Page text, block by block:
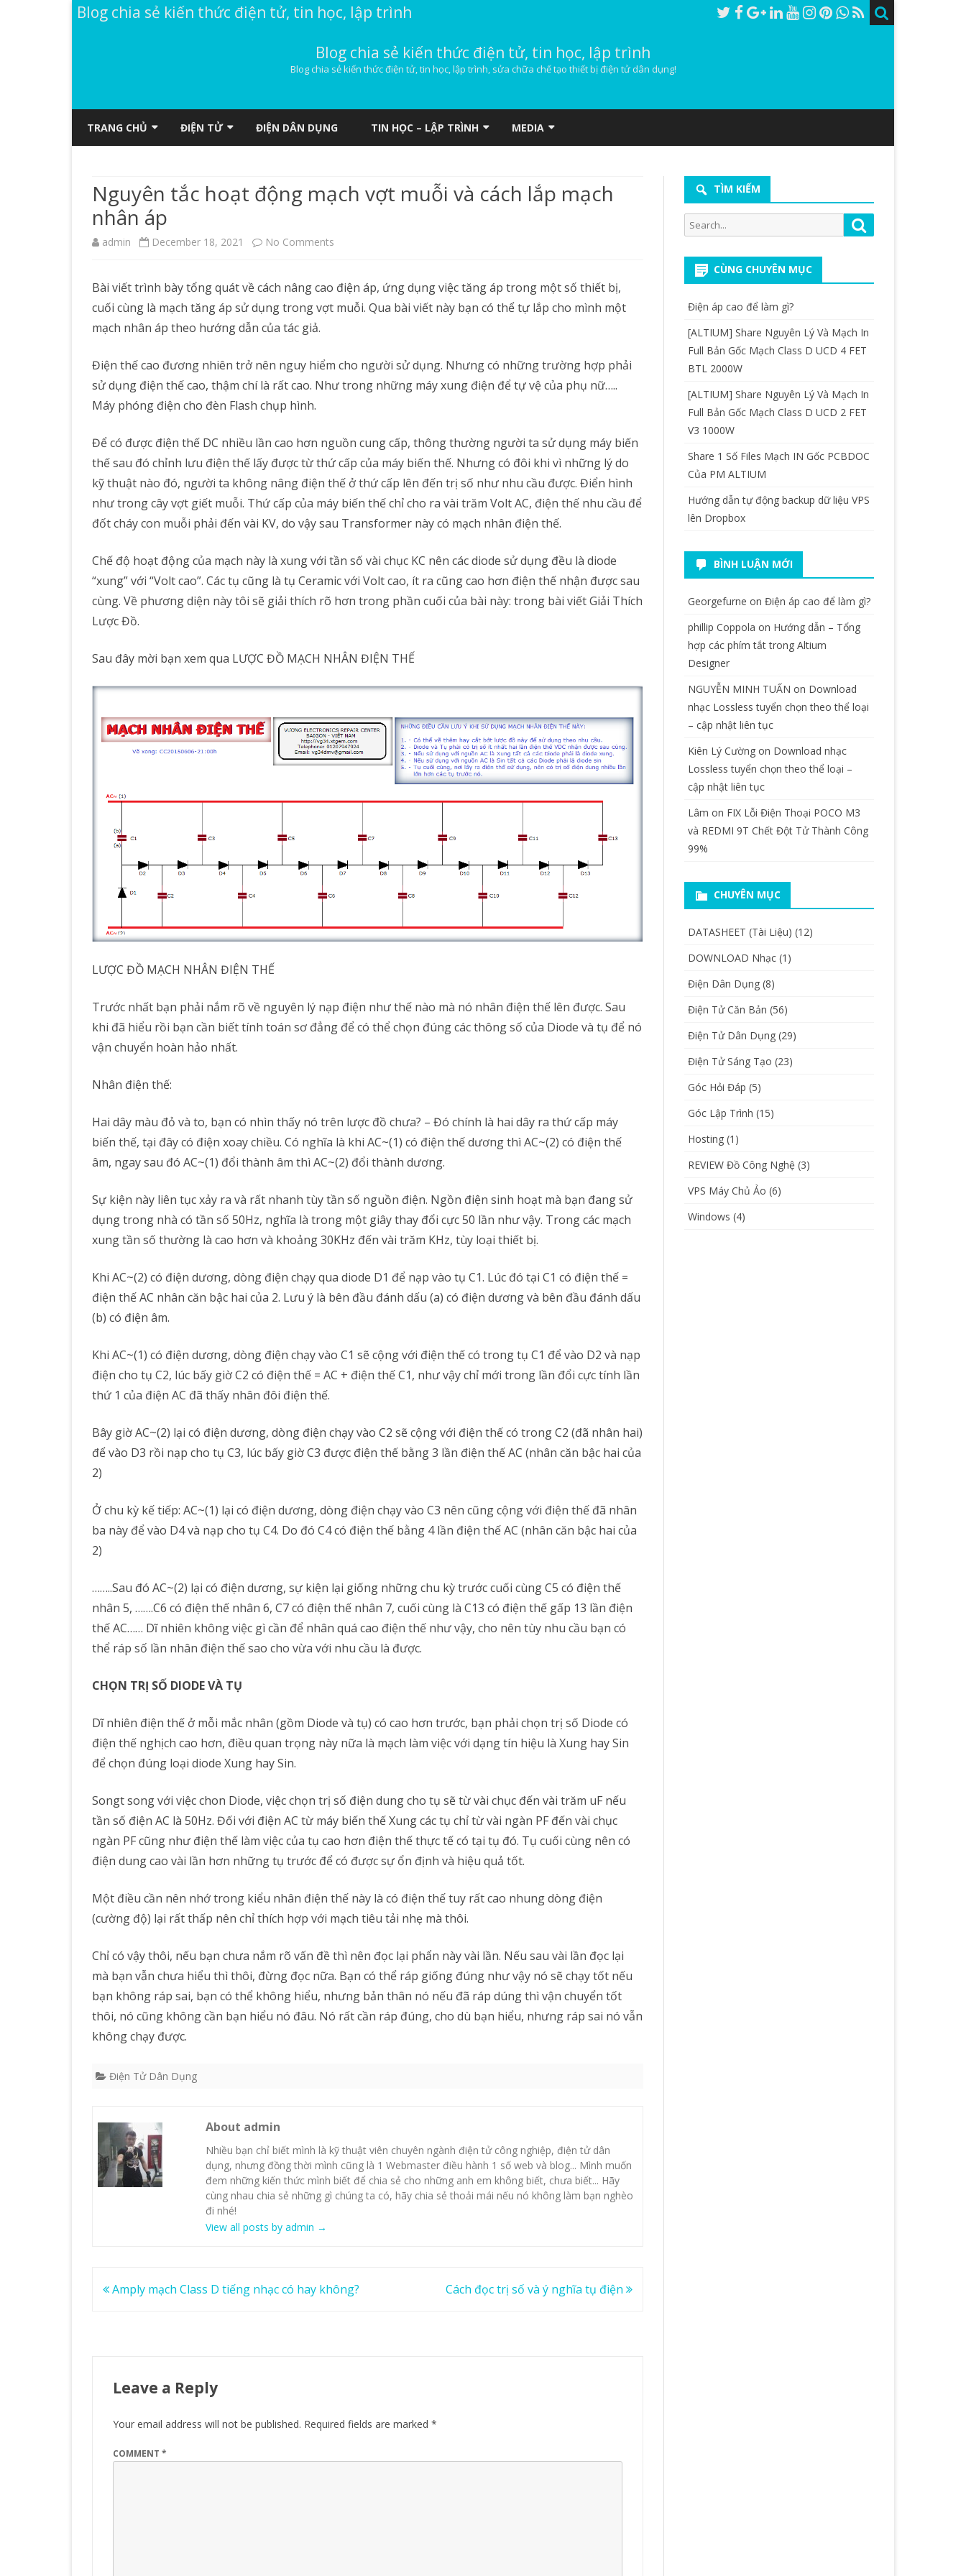
Blog chia sẻ kiến thức điện tử, tin học, lập trình
Blog chia sẻ kiến thức điện tử, tin học, lập trình
Blog chia sẻ kiến thức điện tử, tin học, lập trình, sửa chữa chế tạo thiết bị điện tử dân dụng!
to
TRANG CHỦ
DIỄN ĐÀN
ĐỌC TRUYỆN VOZ
ĐIỆN TỬ
ĐIỆN TỬ DÂN DỤNG
REVIEW ĐỒ CÔNG NGHỆ
ĐIỆN DÂN DỤNG TIN HỌC – LẬP TRÌNH
VPS MÁY CHỦ ẢO
MEDIA
Nguyên tắc hoạt động mạch vợt muỗi và cách lắp mạch
nhân áp
admin December 18, 2021 No Comments
tắc
hoạt
mạch
vợt
và
cách
mạch
áp
Bài viết trình bày tổng quát về cách nâng cao điện áp, ứng dụng việc tăng áp trong một số thiết bị,
cuối cùng là mạch tăng áp sử dụng trong vợt muỗi. Qua bài viết này bạn có thể tự lắp cho mình một
mạch nhân áp theo hướng dẫn của tác giả.
Điện thế cao đương nhiên trở nên nguy hiểm cho người sử dụng. Nhưng có những trường hợp phải
sử dụng điện thế cao, thậm chí là rất cao. Như trong những máy xung điện để tự vệ của phụ nữ…..
Máy phóng điện cho đèn Flash chụp hình.
Để có được điện thế DC nhiều lần cao hơn nguồn cung cấp, thông thường người ta sử dụng máy biến
thế sau đó chỉnh lưu điện thế lấy được từ thứ cấp của máy biến thế. Nhưng có đôi khi vì những lý do
kỹ thuật nào đó, người ta không nâng điện thế ở thứ cấp lên đến trị số như nhu cầu được. Điển hình
như trong cây vợt giết muỗi. Thứ cấp của máy biến thế chỉ cho ra vài trăm Volt AC, điện thế nhu cầu để
đốt cháy con muỗi phải đến vài KV, do vậy sau Transformer này có mạch nhân điện thế.
Chế độ hoạt động của mạch này là xung với tần số vài chục KC nên các diode sử dụng đều là diode
“xung” với “Volt cao”. Các tụ cũng là tụ Ceramic với Volt cao, ít ra cũng cao hơn điện thế nhận được sau
cùng. Về phương diện này tôi sẽ giải thích rõ hơn trong phần cuối của bài này: trong bài viết Giải Thích
Lược Đồ.
Sau đây mời bạn xem qua LƯỢC ĐỒ MẠCH NHÂN ĐIỆN THẾ
LƯỢC ĐỒ MẠCH NHÂN ĐIỆN THẾ
Trước nhất bạn phải nắm rõ về nguyên lý nạp điện như thế nào mà nó nhân điện thế lên được. Sau
khi đã hiểu rồi bạn cần biết tính toán sơ đẳng để có thể chọn đúng các thông số của Diode và tụ để nó
vận chuyển hoàn hảo nhất.
Nhân điện thế:
Hai dây màu đỏ và to, bạn có nhìn thấy nó trên lược đồ chưa? – Đó chính là hai dây ra thứ cấp máy
biến thế, tại đây có điện xoay chiều. Có nghĩa là khi AC~(1) có điện thế dương thì AC~(2) có điện thế
âm, ngay sau đó AC~(1) đổi thành âm thì AC~(2) đổi thành dương.
Sự kiện này liên tục xảy ra và rất nhanh tùy tần số nguồn điện. Ngồn điện sinh hoạt mà bạn đang sử
dụng trong nhà có tần số 50Hz, nghĩa là trong một giây thay đổi cực 50 lần như vậy. Trong các mạch
xung tần số thường là cao hơn và khoảng 30KHz đến vài trăm KHz, tùy loại thiết bị.
Khi AC~(2) có điện dương, dòng điện chạy qua diode D1 để nạp vào tụ C1. Lúc đó tại C1 có điện thế =
điện thế AC nhân căn bậc hai của 2. Lưu ý là bên đầu đánh dấu (a) có điện dương và bên đầu đánh dấu
(b) có điện âm.
Khi AC~(1) có điện dương, dòng điện chạy vào C1 sẽ cộng với điện thế có trong tụ C1 để vào D2 và nạp
điện cho tụ C2, lúc bấy giờ C2 có điện thế = AC + điện thế C1, như vậy chỉ mới trong lần đổi cực tính lần
thứ 1 của điện AC đã thấy nhân đôi điện thế.
Bây giờ AC~(2) lại có điện dương, dòng điện chạy vào C2 sẽ cộng với điện thế có trong C2 (đã nhân hai)
để vào D3 rồi nạp cho tụ C3, lúc bấy giờ C3 được điện thế bằng 3 lần điện thế AC (nhân căn bậc hai của
2)
Ở chu kỳ kế tiếp: AC~(1) lại có điện dương, dòng điện chạy vào C3 nên cũng cộng với điện thế đã nhân
ba này để vào D4 và nạp cho tụ C4. Do đó C4 có điện thế bằng 4 lần điện thế AC (nhân căn bậc hai của
2)
……..Sau đó AC~(2) lại có điện dương, sự kiện lại giống những chu kỳ trước cuối cùng C5 có điện thế
nhân 5, …….C6 có điện thế nhân 6, C7 có điện thế nhân 7, cuối cùng là C13 có điện thế gấp 13 lần điện
thế AC…… Dĩ nhiên không việc gì cần để nhân quá cao điện thế như vậy, cho nên tùy nhu cầu bạn có
thể ráp số lần nhân điện thế sao cho vừa với nhu cầu là được.
CHỌN TRỊ SỐ DIODE VÀ TỤ
Dĩ nhiên điện thế ở mỗi mắc nhân (gồm Diode và tụ) có cao hơn trước, bạn phải chọn trị số Diode có
điện thế nghịch cao hơn, điều quan trọng này nữa là mạch làm việc với dạng tín hiệu là Xung hay Sin
để chọn đúng loại diode Xung hay Sin.
Songt song với việc chon Diode, việc chọn trị số điện dung cho tụ sẽ từ vài chục đến vài trăm uF nếu
tần số điện AC là 50Hz. Đối với điện AC từ máy biến thế Xung các tụ chỉ từ vài ngàn PF đến vài chục
ngàn PF cũng như điện thế làm việc của tụ cao hơn điện thế thực tế có tại tụ đó. Tụ cuối cùng nên có
điện dung cao vài lần hơn những tụ trước để có được sự ổn định và hiệu quả tốt.
Một điều cần nên nhớ trong kiểu nhân điện thế này là có điện thế tuy rất cao nhung dòng điện
(cường độ) lại rất thấp nên chỉ thích hợp với mạch tiêu tải nhẹ mà thôi.
Chỉ có vậy thôi, nếu bạn chưa nắm rõ vấn đề thì nên đọc lại phẩn này vài lần. Nếu sau vài lần đọc lại
mà bạn vẫn chưa hiểu thì thôi, đừng đọc nữa. Bạn có thể ráp giống đúng như vậy nó sẽ chạy tốt nếu
bạn không ráp sai, bạn có thể không hiểu, nhưng bản thân nó nếu đã ráp dúng thì vận chuyển tốt
thôi, nó cũng không cần bạn hiểu nó đâu. Nó rất cần ráp đúng, cho dù bạn hiểu, nhưng ráp sai nó vẫn
không chạy được.
Điện Tử Dân Dụng
About admin
Nhiều bạn chỉ biết mình là kỹ thuật viên chuyên ngành điện tử công nghiệp, điện tử dân
dụng, nhưng đồng thời mình cũng là 1 Webmaster điều hành 1 số web và blog... Mình muốn
đem những kiến thức mình biết để chia sẻ cho những anh em không biết, chưa biết... Hãy
cùng nhau chia sẻ những gì chúng ta có, hãy chia sẻ thoải mái nếu nó không làm bạn nghèo
đi nhé!
View all posts by admin →
Post
Amply mạch Class D tiếng nhạc có hay không? Cách đọc trị số và ý nghĩa tụ điện
Leave a Reply
Your email address will not be published. Required fields are marked *
COMMENT *
TÌM KIẾM
Search
for:
CÙNG CHUYÊN MỤC
Điện áp cao để làm gì?
[ALTIUM] Share Nguyên Lý Và Mạch In
Full Bản Gốc Mạch Class D UCD 4 FET
BTL 2000W
[ALTIUM] Share Nguyên Lý Và Mạch In
Full Bản Gốc Mạch Class D UCD 2 FET
V3 1000W
Share 1 Số Files Mạch IN Gốc PCBDOC
Của PM ALTIUM
Hướng dẫn tự động backup dữ liệu VPS
lên Dropbox
BÌNH LUẬN MỚI
Georgefurne on Điện áp cao để làm gì?
phillip Coppola on Hướng dẫn – Tổng
hợp các phím tắt trong Altium
Designer
NGUYỄN MINH TUẤN on Download
nhạc Lossless tuyển chọn theo thể loại
– cập nhật liên tục
Kiên Lý Cườngon Download nhạc
Lossless tuyển chọn theo thể loại –
cập nhật liên tục
Lâm on FIX Lỗi Điện Thoại POCO M3
và REDMI 9T Chết Đột Tử Thành Công
99%
CHUYÊN MỤC
DATASHEET (Tài Liệu) (12)
DOWNLOAD Nhạc(1)
Điện Dân Dụng(8)
Điện Tử Căn Bản (56)
Điện Tử Dân Dụng(29)
Điện Tử Sáng Tạo (23)
Góc Hỏi Đáp (5)
Góc Lập Trình (15)
Hosting(1)
REVIEW Đồ Công Nghệ (3)
VPS Máy Chủ Ảo (6)
Windows (4)